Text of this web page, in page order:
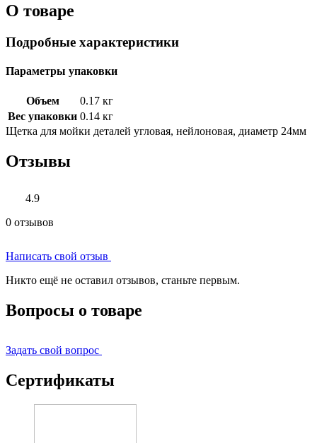
О товаре
Подробные характеристики
Параметры упаковки
Объем
0.17 кг
Вес упаковки 0.14 кг
Щетка для мойки деталей угловая, нейлоновая, диаметр 24мм
Отзывы
4.9
0 отзывов
Написать свой отзыв
Никто ещё не оставил отзывов, станьте первым.
Вопросы о товаре
Задать свой вопрос
Сертификаты